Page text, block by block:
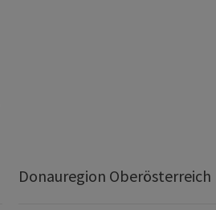
Donauregion Oberösterreich